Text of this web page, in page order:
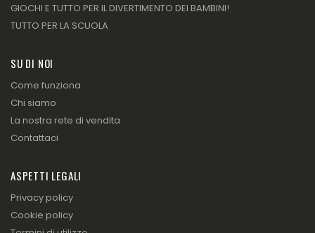
GIOCHI E TUTTO PER IL DIVERTIMENTO DEI BAMBINI!
TUTTO PER LA SCUOLA
SU DI NOI
Come funziona
Chi siamo
La nostra rete di vendita
Contattaci
ASPETTI LEGALI
Privacy policy
Cookie policy